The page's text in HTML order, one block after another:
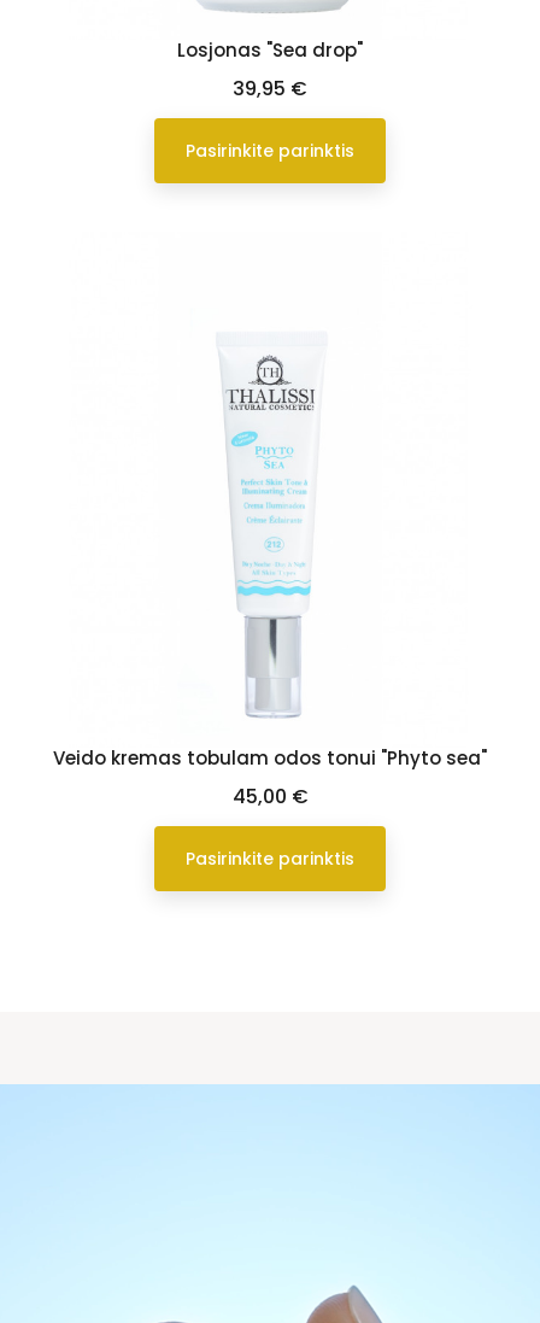
Losjonas "Sea drop"
Kaina
39,95 €
Pasirinkite parinktis
Veido kremas tobulam odos tonui "Phyto sea"
Kaina
45,00 €
Pasirinkite parinktis